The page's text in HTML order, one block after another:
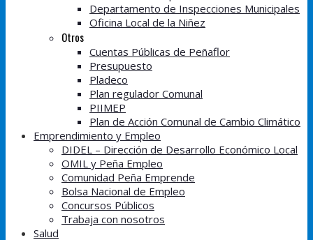
Departamento de Inspecciones Municipales
Oficina Local de la Niñez
Otros
Cuentas Públicas de Peñaflor
Presupuesto
Pladeco
Plan regulador Comunal
PIIMEP
Plan de Acción Comunal de Cambio Climático
Emprendimiento y Empleo
DIDEL – Dirección de Desarrollo Económico Local
OMIL y Peña Empleo
Comunidad Peña Emprende
Bolsa Nacional de Empleo
Concursos Públicos
Trabaja con nosotros
Salud